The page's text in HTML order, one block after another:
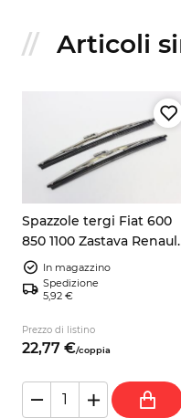
Articoli
Spazzole tergi Fiat 600
850 1100 Zastava
Lancia 285mm
In magazzino
Spedizione
5,92 €
Prezzo di listino
22,77 €/coppia